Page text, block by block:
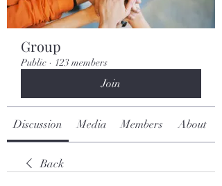
Group
Public · 123 members
Join
Discussion Media Members About
Back